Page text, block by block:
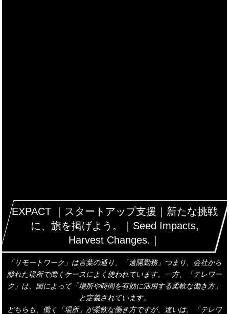
EXPACT ｜スタートアップ支援｜新たな挑戦
に、旗を掲げよう。｜Seed Impacts,
Harvest Changes.｜
「リモートワーク」は言葉の通り、「遠隔勤務」つまり、会社から
離れた場所で働くケースによく使われています。一方、「テレワー
ク」は、国によって「場所や時間を有効に活用する柔軟な働き方」
と定義されています。
どちらも、働く「場所」が柔軟な働き方ですが、違いは、「テレワ